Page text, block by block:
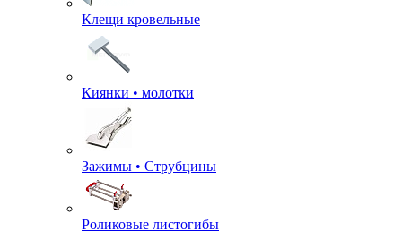
Клещи кровельные
Киянки • молотки
Зажимы • Струбцины
Роликовые листогибы